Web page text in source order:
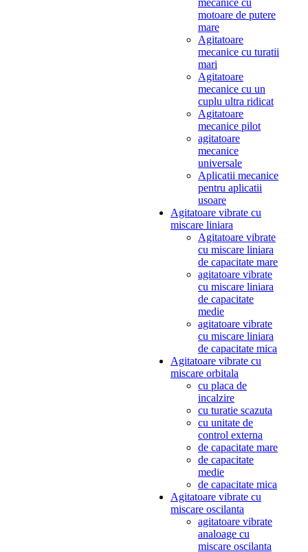
mecanice cu
motoare de putere
mare
Agitatoare
mecanice cu turatii
mari
Agitatoare
mecanice cu un
cuplu ultra ridicat
Agitatoare
mecanice pilot
agitatoare
mecanice
universale
Aplicatii mecanice
pentru aplicatii
usoare
Agitatoare vibrate cu
miscare liniara
Agitatoare vibrate
cu miscare liniara
de capacitate mare
agitatoare vibrate
cu miscare liniara
de capacitate
medie
agitatoare vibrate
cu miscare liniara
de capacitate mica
Agitatoare vibrate cu
miscare orbitala
cu placa de
incalzire
cu turatie scazuta
cu unitate de
control externa
de capacitate mare
de capacitate
medie
de capacitate mica
Agitatoare vibrate cu
miscare oscilanta
agitatoare vibrate
analoage cu
miscare oscilanta